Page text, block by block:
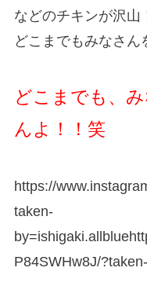
などのチキンが沢山
どこまでもみなさん
どこまでも、
んよ！！笑
https://
taken-
P84SWHw8J/